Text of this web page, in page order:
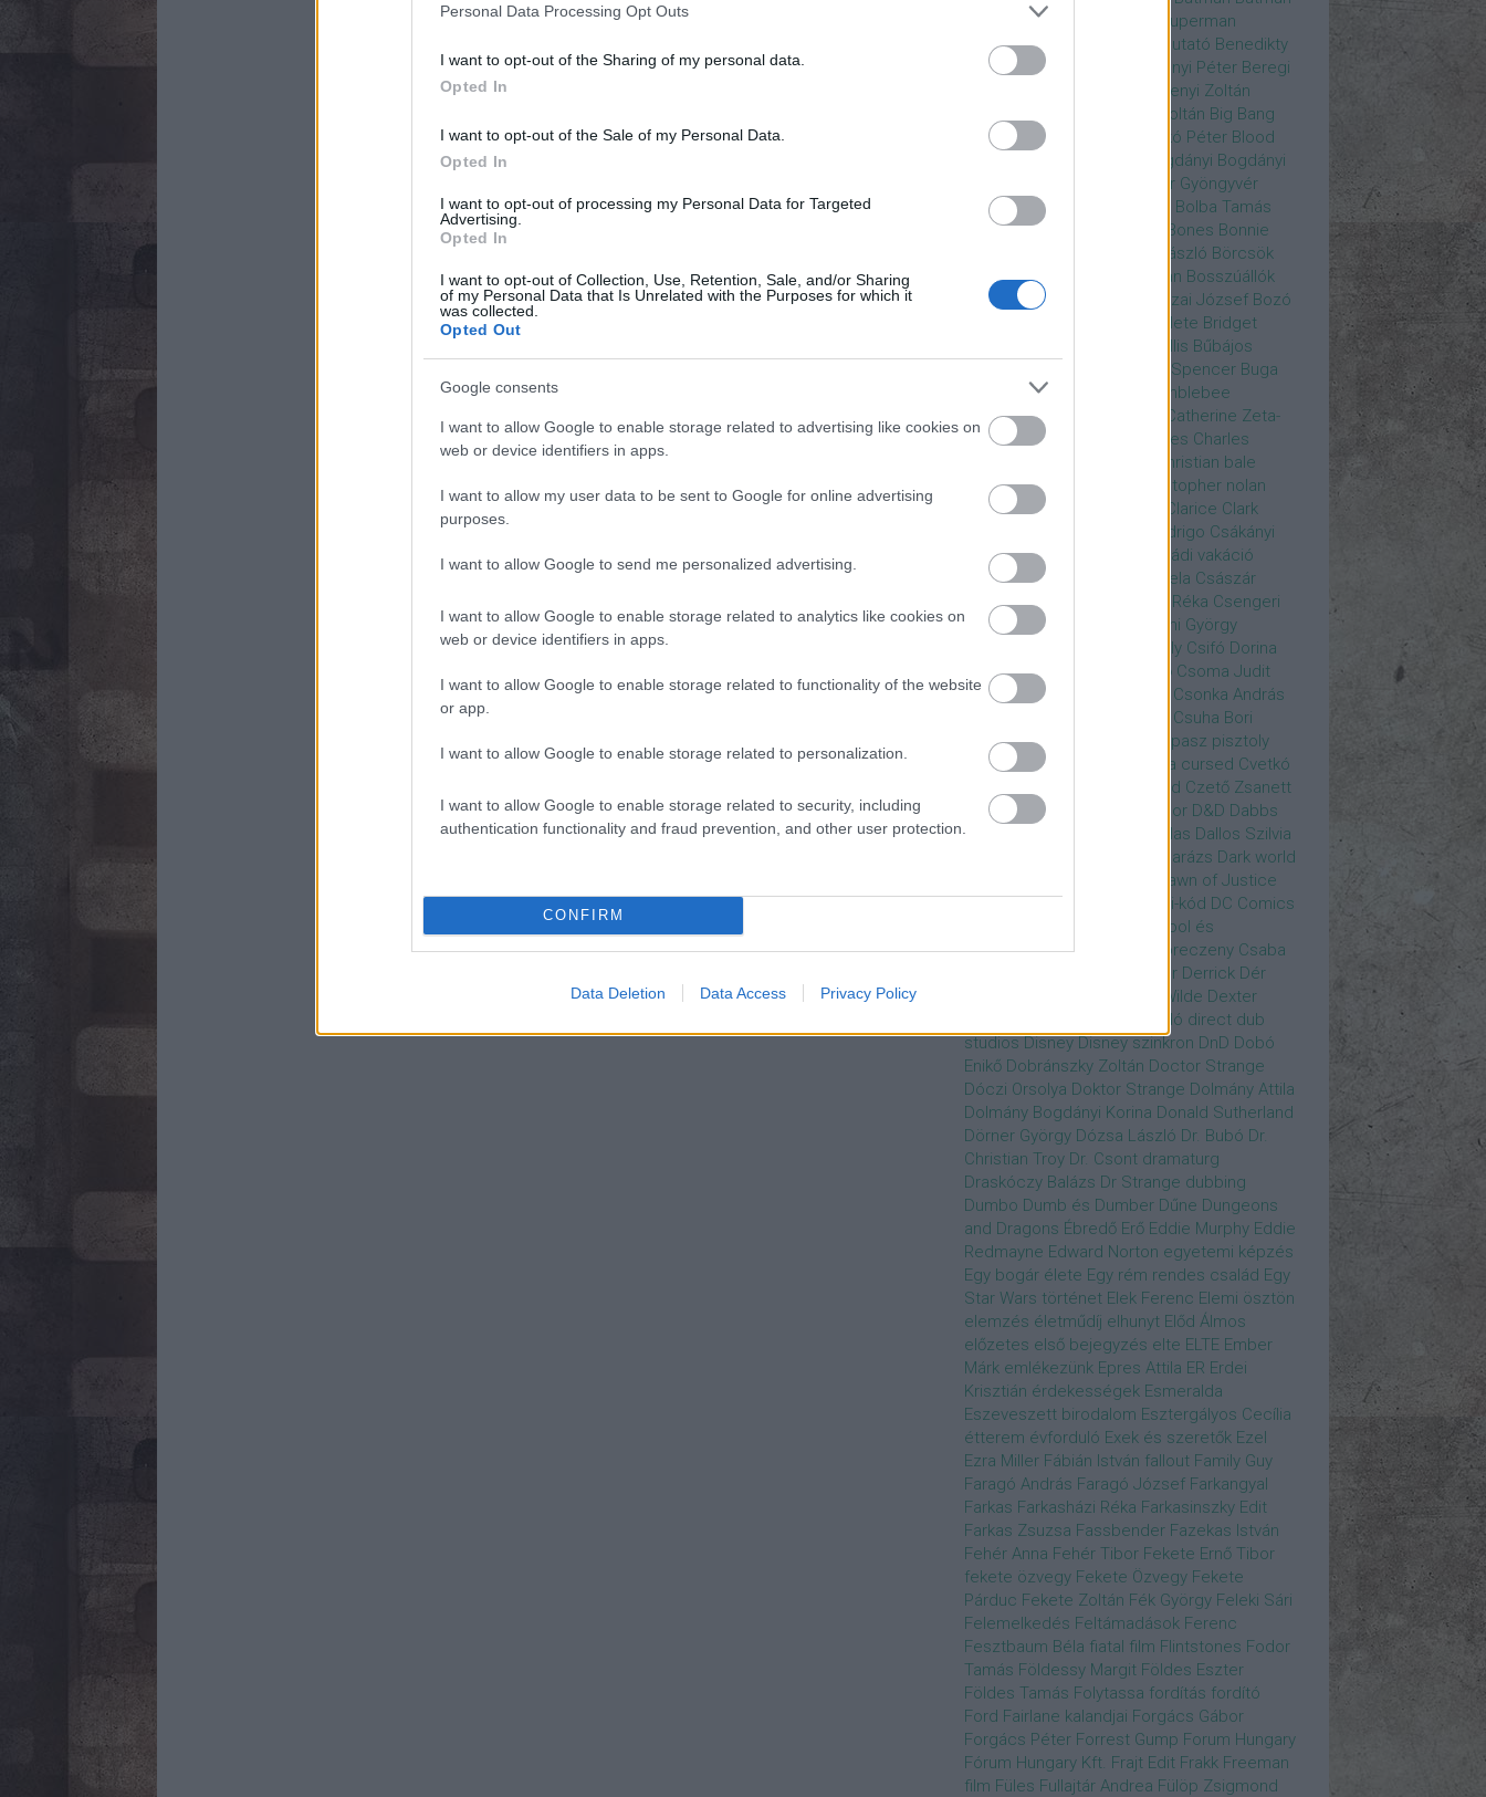
Personal Data Processing Opt Outs
I want to opt-out of the Sharing of my personal data.
Opted In
I want to opt-out of the Sale of my Personal Data.
Opted In
I want to opt-out of processing my Personal Data for Targeted
Advertising.
Opted In
I want to opt-out of Collection, Use, Retention, Sale, and/or Sharing
of my Personal Data that Is Unrelated with the Purposes for which it
was collected.
Opted Out
Google consents
I want to allow Google to enable storage related to advertising like cookies on
web or device identifiers in apps.
I want to allow my user data to be sent to Google for online advertising
purposes.
I want to allow Google to send me personalized advertising.
I want to allow Google to enable storage related to analytics like cookies on
web or device identifiers in apps.
I want to allow Google to enable storage related to functionality of the website
or app.
I want to allow Google to enable storage related to personalization.
I want to allow Google to enable storage related to security, including
authentication functionality and fraud prevention, and other user protection.
CONFIRM
Data Deletion Data Access Privacy Policy
Superman ellen
Batman v Superman
Beetlejuice
bemutató Benedikty
Marcell
Benkő Péter Bercsényi Péter Beregi
Berzsenyi Zoltán
Bezerédi Zoltán Big Bang
Media Kft.
Blake Lively Blaskó Péter Blood
Bogdányi Bogdányi
Bognár Gyöngyvér
Bognár Tamás
Bolba Tamás
Boldog Gábor
Bones Bonnie
Borbély László Börcsök
Enikő Boros Zoltán Bor Zoltán Bosszúállók
Botár Endre
Bozai József Bozó
Brian élete Bridget
Bruce Willis Bűbájos
Bud Spencer Buga
bukott birodalom
Bumblebee
Cameron Diaz
Catherine Zeta-
Jones CD Projekt Red Charles Charles
christian bale
Christopher Eccleston
christopher nolan
Chris Hemsworth
Clarice Clark
Crespo Rodrigo Csákányi
Eszter Csákányi László
Családi vakáció
Csankó Zoltán
Császár Angela Császár
Róbert Cseke Péter Csellár Réka Csengeri
Attila
Csere Ágnes
Cserhalmi György
Csiby Gergely Csifó Dorina
Csillagok Háborúja
Csodanő Csoma Judit
Csomós Mari
Csonka András
Csuha Bori
Csuha Lajos
Csupasz pisztoly
Csurka László
Csűrös Karola cursed Cvetkó
Czető Roland Czető Zsanett
Czigány Judit
Czvetkó Sándor D&D Dabbs
Greer
Dallas Dallos Szilvia
Darázs Dark world
Dawn of Justice
Days of Future Past
Da Vinci-kód DC Comics
Deadpool és
Rozsomák Dead To Me
Debreczeny Csaba
Denevérember Derrick Dér
Devora Wilde Dexter
díjátadó direct dub
studios Disney Disney szinkron DnD Dobó
Enikő Dobránszky Zoltán Doctor Strange
Dóczi Orsolya Doktor Strange Dolmány Attila
Dolmány Bogdányi Korina Donald Sutherland
Dörner György Dózsa László Dr. Bubó Dr.
Christian Troy Dr. Csont dramaturg
Draskóczy Balázs Dr Strange dubbing
Dumbo Dumb és Dumber Dűne Dungeons
and Dragons Ébredő Erő Eddie Murphy Eddie
Redmayne Edward Norton egyetemi képzés
Egy bogár élete Egy rém rendes család Egy
Star Wars történet Elek Ferenc Elemi ösztön
elemzés életműdíj elhunyt Előd Álmos
előzetes első bejegyzés elte ELTE Ember
Márk emlékezünk Epres Attila ER Erdei
Krisztián érdekességek Esmeralda
Eszeveszett birodalom Esztergályos Cecília
étterem évforduló Exek és szeretők Ezel
Ezra Miller Fábián István fallout Family Guy
Faragó András Faragó József Farkangyal
Farkas Farkasházi Réka Farkasinszky Edit
Farkas Zsuzsa Fassbender Fazekas István
Fehér Anna Fehér Tibor Fekete Ernő Tibor
fekete özvegy Fekete Özvegy Fekete
Párduc Fekete Zoltán Fék György Feleki Sári
Felemelkedés Feltámadások Ferenc
Fesztbaum Béla fiatal film Flintstones Fodor
Tamás Földessy Margit Földes Eszter
Földes Tamás Folytassa fordítás fordító
Ford Fairlane kalandjai Forgács Gábor
Forgács Péter Forrest Gump Forum Hungary
Fórum Hungary Kft. Frajt Edit Frakk Freeman
film Füles Fullajtár Andrea Fülöp Zsigmond